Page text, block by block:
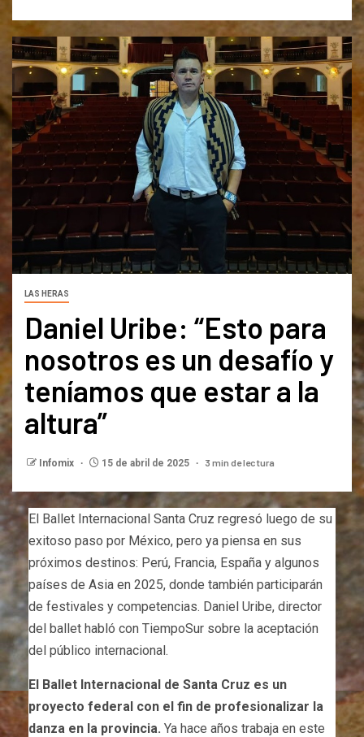
LAS HERAS
Daniel Uribe: “Esto para
nosotros es un desafío y
teníamos que estar a la
altura”
Infomix 15 de abril de 2025 3 min de lectura
El Ballet Internacional Santa Cruz regresó luego de su
exitoso paso por México, pero ya piensa en sus
próximos destinos: Perú, Francia, España y algunos
países de Asia en 2025, donde también participarán
de festivales y competencias. Daniel Uribe, director
del ballet habló con TiempoSur sobre la aceptación
del público internacional.
El Ballet Internacional de Santa Cruz es un
proyecto federal con el fin de profesionalizar la
danza en la provincia. Ya hace años trabaja en este